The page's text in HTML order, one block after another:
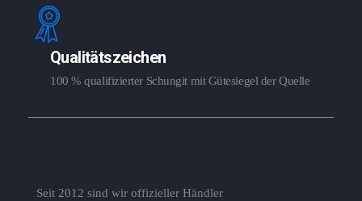
Qualitätszeichen
100 % qualifizierter Schungit mit Gütesiegel der Quelle
Seit 2012 sind wir offizieller Händler